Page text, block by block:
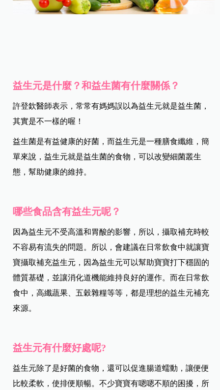
益生元是什麼？和益生菌有什麼關係？
許登欽醫師表示，常常有媽媽誤以為益生元就是益生菌，
其實是不一樣的喔！
益生菌是有益健康的好菌，而益生元是一種膳食纖維，簡
單來說，益生元就是益生菌的食物，可以改變細菌叢生
態，幫助健康的維持。
哪些食品含有益生元呢？
因為益生元不受高溫和胃酸的影響，所以，攝取補充時較
不容易有流失的問題。所以，會建議在日常飲食中就讓寶
寶攝取補充益生元，因為益生元可以幫助寶寶打下穩固的
體質基礎，並讓消化道機能維持良好的運作。而在日常飲
食中，高纖蔬果、五穀雜糧等等，都是理想的益生元補充
來源。
益生元有什麼好處呢?
益生元除了是好菌的食物，還可以促進腸道蠕動，讓便便
比較柔軟，使排便順暢。不少寶寶有嗯嗯不順的困擾，所